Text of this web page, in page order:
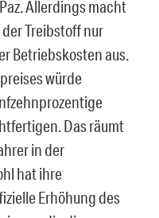
Allerdings macht
Treibstoff nur
Betriebskosten aus.
würde
Das räumt
in der
hat ihre
Erhöhung des